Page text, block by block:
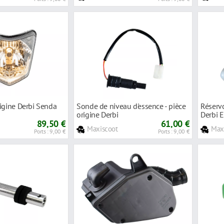
Derbi Senda
89,50 €
Ports : 9,00 €
Sonde de niveau d'essence - pièce
origine Derbi
Maxiscoot 61,00 €
Ports : 9,00 €
Derbi